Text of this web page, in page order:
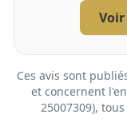
Ces avis sont
et concernent
25007309),